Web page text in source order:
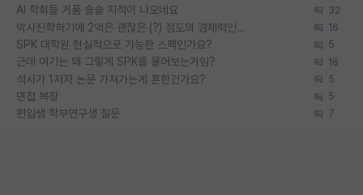
AI 학회들 거품 슬슬 지적이 나오네요 32
박사진학하기에 2억은 괜찮은 (?) 정도의 경제력인가요 16
SPK 대학원 현실적으로 가능한 스펙인가요? 5
근데 여기는 왜 그렇게 SPK를 물어보는거임? 16
석사가 1저자 논문 가져가는게 흔한건가요? 5
면접 복장 5
편입생 학부연구생 질문 7